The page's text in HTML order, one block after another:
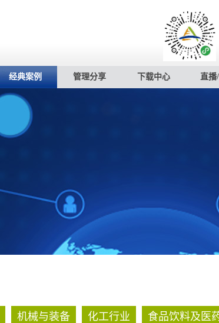
经典案例 管理分享 下载中心 直播
机械与装备 化工行业 食品饮料及医